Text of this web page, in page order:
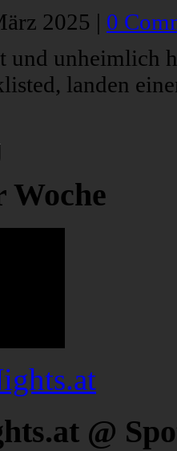
2025 | 0
und unheimlich
landen
Woche
@